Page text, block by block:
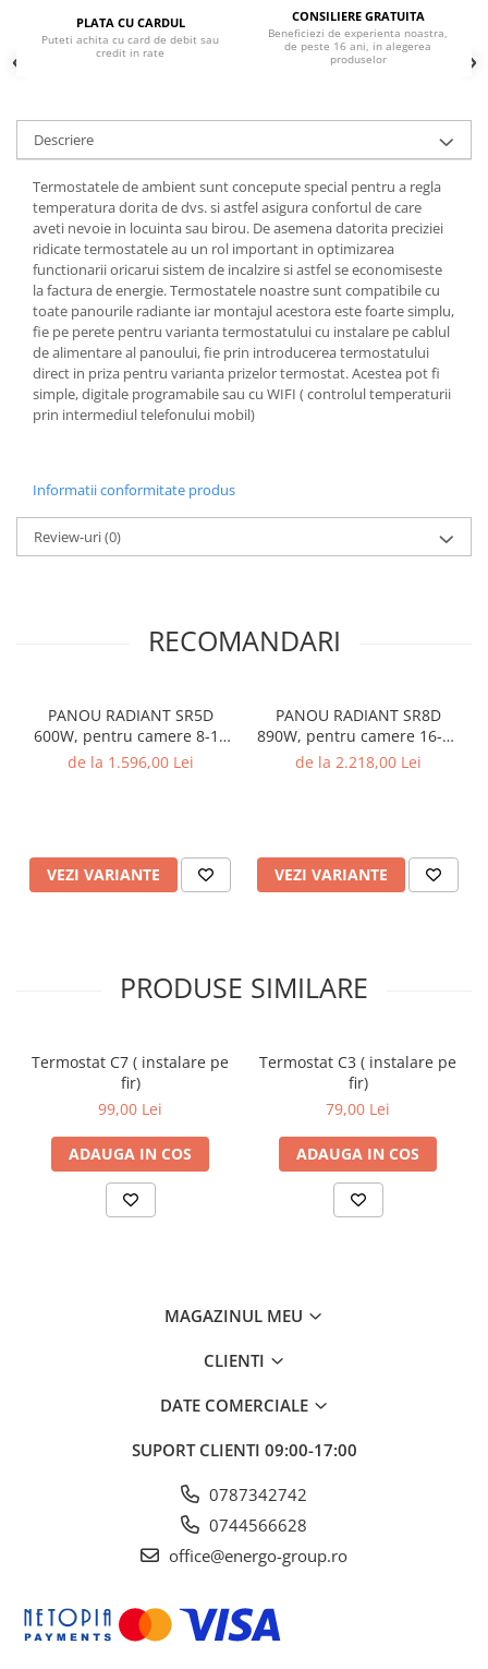
PLATA CU CARDUL
Puteti achita cu card de debit sau
credit in rate
CONSILIERE GRATUITA
Beneficiezi de experienta noastra,
de peste 16 ani, in alegerea
produselor
Descriere
Termostatele de ambient sunt concepute special pentru a regla
temperatura dorita de dvs. si astfel asigura confortul de care
aveti nevoie in locuinta sau birou. De asemena datorita preciziei
ridicate termostatele au un rol important in optimizarea
functionarii oricarui sistem de incalzire si astfel se economiseste
la factura de energie. Termostatele noastre sunt compatibile cu
toate panourile radiante iar montajul acestora este foarte simplu,
fie pe perete pentru varianta termostatului cu instalare pe cablul
de alimentare al panoului, fie prin introducerea termostatului
direct in priza pentru varianta prizelor termostat. Acestea pot fi
simple, digitale programabile sau cu WIFI ( controlul temperaturii
prin intermediul telefonului mobil)
Informatii conformitate produs
Review-uri(0)
RECOMANDARI
PANOU RADIANT SR5D
600W, pentru camere 8-12
mp
de la 1.596,00 Lei
VEZI VARIANTE
PANOU RADIANT SR8D
890W, pentru camere 16-20
mp
de la 2.218,00 Lei
VEZI VARIANTE
PRODUSE SIMILARE
Termostat C7 ( instalare pe
fir)
99,00 Lei
ADAUGA IN COS
Termostat C3 ( instalare pe
fir)
79,00 Lei
ADAUGA IN COS
MAGAZINUL MEU
CLIENTI
DATE COMERCIALE
SUPORT CLIENTI 09:00-17:00
0787342742
0744566628
office@energo-group.ro